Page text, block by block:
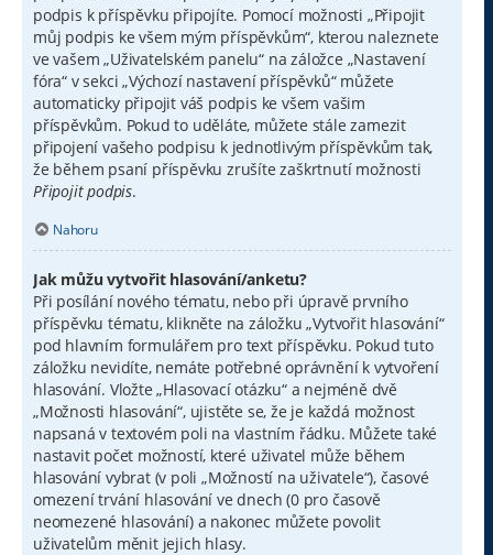
podpis k příspěvku připojíte. Pomocí možnosti „Připojit
můj podpis ke všem mým příspěvkům“, kterou naleznete
ve vašem „Uživatelském panelu“ na záložce „Nastavení
fóra“ v sekci „Výchozí nastavení příspěvků“ můžete
automaticky připojit váš podpis ke všem vašim
příspěvkům. Pokud to uděláte, můžete stále zamezit
připojení vašeho podpisu k jednotlivým příspěvkům tak,
že během psaní příspěvku zrušíte zaškrtnutí možnosti
Připojit podpis.
Nahoru
Jak můžu vytvořit hlasování/anketu?
Při posílání nového tématu, nebo při úpravě prvního
příspěvku tématu, klikněte na záložku „Vytvořit hlasování“
pod hlavním formulářem pro text příspěvku. Pokud tuto
záložku nevidíte, nemáte potřebné oprávnění k vytvoření
hlasování. Vložte „Hlasovací otázku“ a nejméně dvě
„Možnosti hlasování“, ujistěte se, že je každá možnost
napsaná v textovém poli na vlastním řádku. Můžete také
nastavit počet možností, které uživatel může během
hlasování vybrat (v poli „Možností na uživatele“), časové
omezení trvání hlasování ve dnech (0 pro časově
neomezené hlasování) a nakonec můžete povolit
uživatelům měnit jejich hlasy.